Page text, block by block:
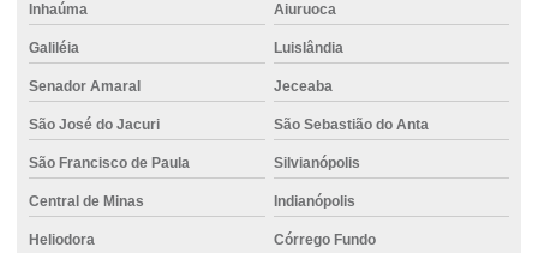
Inhaúma Aiuruoca
Galiléia Luislândia
Senador Amaral Jeceaba
São José do Jacuri São Sebastião do Anta
São Francisco de Paula Silvianópolis
Central de Minas Indianópolis
Heliodora Córrego Fundo